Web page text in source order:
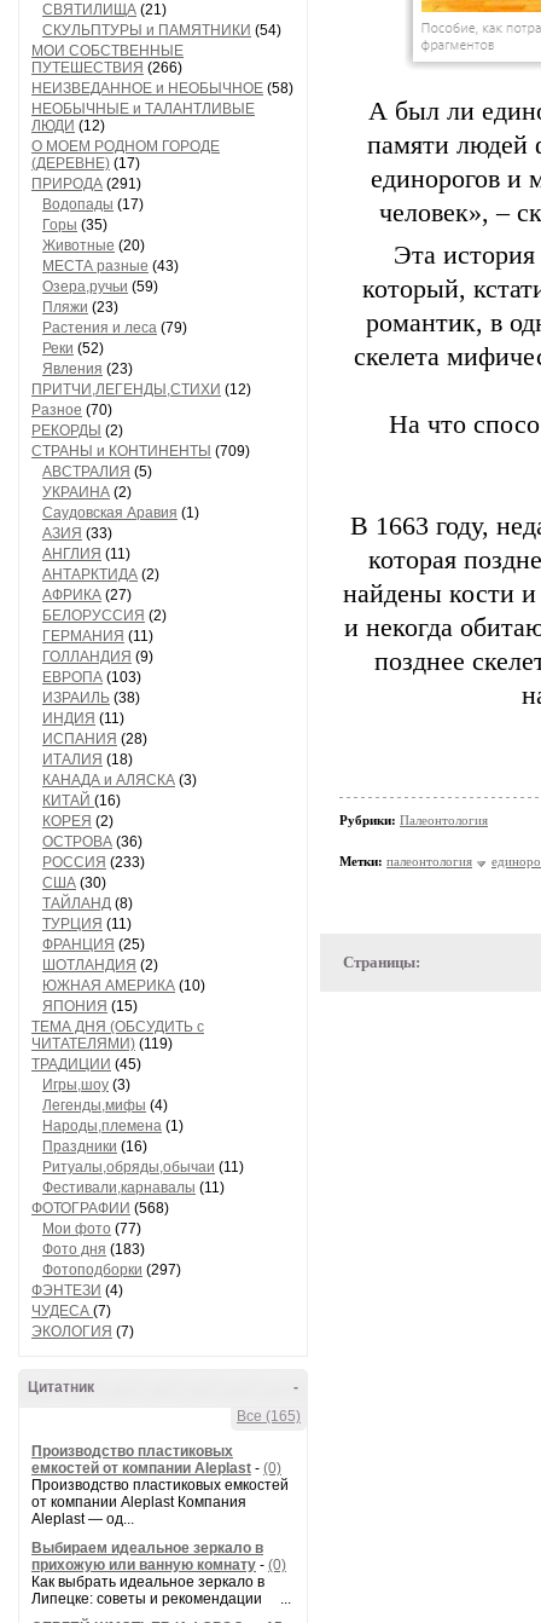
СВЯТИЛИЩА (21)
СКУЛЬПТУРЫ и ПАМЯТНИКИ (54)
МОИ СОБСТВЕННЫЕ
ПУТЕШЕСТВИЯ (266)
НЕИЗВЕДАННОЕ и НЕОБЫЧНОЕ (58)
НЕОБЫЧНЫЕ и ТАЛАНТЛИВЫЕ
ЛЮДИ (12)
О МОЕМ РОДНОМ ГОРОДЕ
(ДЕРЕВНЕ) (17)
ПРИРОДА (291)
Водопады (17)
Горы (35)
Животные (20)
МЕСТА разные (43)
Озера,ручьи (59)
Пляжи (23)
Растения и леса (79)
Реки (52)
Явления (23)
ПРИТЧИ,ЛЕГЕНДЫ,СТИХИ (12)
Разное (70)
РЕКОРДЫ (2)
СТРАНЫ и КОНТИНЕНТЫ (709)
АВСТРАЛИЯ (5)
УКРАИНА (2)
Саудовская Аравия (1)
АЗИЯ (33)
АНГЛИЯ (11)
АНТАРКТИДА (2)
АФРИКА (27)
БЕЛОРУССИЯ (2)
ГЕРМАНИЯ (11)
ГОЛЛАНДИЯ (9)
ЕВРОПА (103)
ИЗРАИЛЬ (38)
ИНДИЯ (11)
ИСПАНИЯ (28)
ИТАЛИЯ (18)
КАНАДА и АЛЯСКА (3)
КИТАЙ (16)
КОРЕЯ (2)
ОСТРОВА (36)
РОССИЯ (233)
США (30)
ТАЙЛАНД (8)
ТУРЦИЯ (11)
ФРАНЦИЯ (25)
ШОТЛАНДИЯ (2)
ЮЖНАЯ АМЕРИКА (10)
ЯПОНИЯ (15)
ТЕМА ДНЯ (ОБСУДИТЬ с
ЧИТАТЕЛЯМИ) (119)
ТРАДИЦИИ (45)
Игры,шоу (3)
Легенды,мифы (4)
Народы,племена (1)
Праздники (16)
Ритуалы,обряды,обычаи (11)
Фестивали,карнавалы (11)
ФОТОГРАФИИ (568)
Мои фото (77)
Фото дня (183)
Фотоподборки (297)
ФЭНТЕЗИ (4)
ЧУДЕСА (7)
ЭКОЛОГИЯ (7)
-
Цитатник
Все (165)
Производство пластиковых
емкостей от компании Aleplast - (0)
Производство пластиковых емкостей
от компании Aleplast Компания
Aleplast — од...
Выбираем идеальное зеркало в
прихожую или ванную комнату - (0)
Как выбрать идеальное зеркало в
Липецке: советы и рекомендации ...
А был ли
памяти людей
единорогов и
человек», –
Эта
который,
романтик, в
скелета
На что
В 1663 году,
которая
найдены кости
и некогда
позднее
Рубрики: Палеонтология
Метки: палеонтология
Страницы: